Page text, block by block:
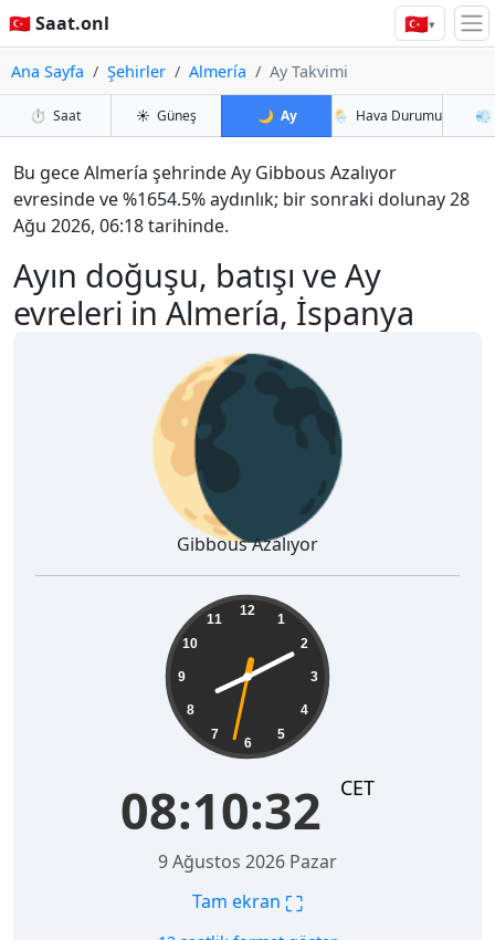
🇹🇷 Saat.onl 🇹🇷▾
Ana Sayfa Şehirler Almería Ay Takvimi
⏱️ Saat ☀️ Güneş 🌙 Ay 🌦️ Hava Durumu 💨
Ayın doğuşu, batışı ve Ay
evreleri in Almería, İspanya
Bu gece Almería şehrinde Ay Gibbous Azalıyor
evresinde ve %1654.5% aydınlık; bir sonraki dolunay 28
Ağu 2026, 06:18 tarihinde.
🌘
Gibbous Azalıyor
12
1
2
3
4
5
6
7
8
9
10
11
08:10:33 CET
9 Ağustos 2026 Pazar
Tam ekran ⛶